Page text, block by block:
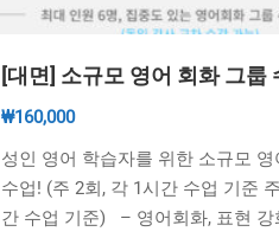
[대면] 소규모 영어 회화 그룹
₩160,000
성인 영어 학습자를 위한 소규모
수업! (주 2회, 각 1시간 수업 기준
간 수업 기준) – 영어회화, 표현 강